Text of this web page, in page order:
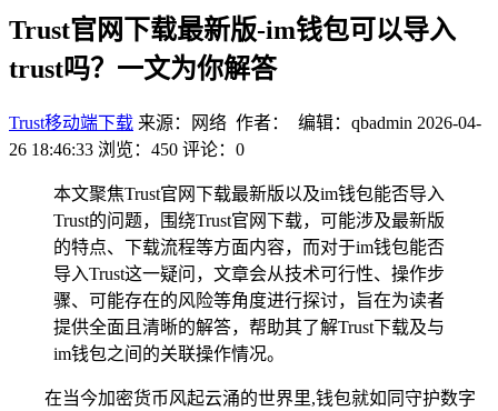
Trust官网下载最新版-im钱包可以导入
trust吗？一文为你解答
Trust移动端下载 来源：网络 作者： 编辑：qbadmin 2026-04-
26 18:46:33 浏览：450 评论：0
本文聚焦Trust官网下载最新版以及im钱包能否导入
Trust的问题，围绕Trust官网下载，可能涉及最新版
的特点、下载流程等方面内容，而对于im钱包能否
导入Trust这一疑问，文章会从技术可行性、操作步
骤、可能存在的风险等角度进行探讨，旨在为读者
提供全面且清晰的解答，帮助其了解Trust下载及与
im钱包之间的关联操作情况。
在当今加密货币风起云涌的世界里,钱包就如同守护数字